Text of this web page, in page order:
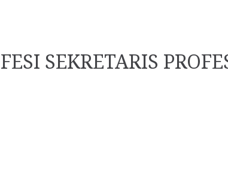
SEKRETARIS